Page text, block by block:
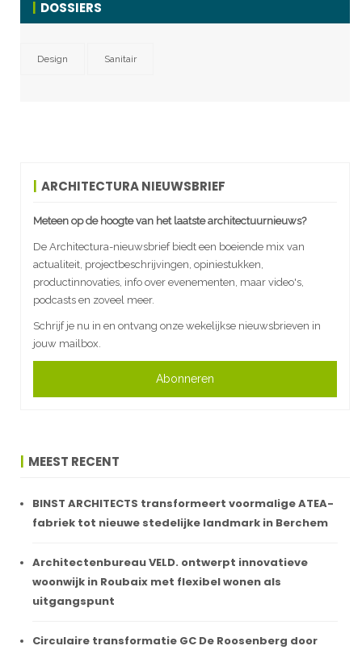
DOSSIERS
Design Sanitair
ARCHITECTURA NIEUWSBRIEF
Meteen op de hoogte van het laatste architectuurnieuws?
De Architectura-nieuwsbrief biedt een boeiende mix van
actualiteit, projectbeschrijvingen, opiniestukken,
productinnovaties, info over evenementen, maar video's,
podcasts en zoveel meer.
Schrijf je nu in en ontvang onze wekelijkse nieuwsbrieven in
jouw mailbox.
Abonneren
MEEST RECENT
BINST ARCHITECTS transformeert voormalige ATEA-
fabriek tot nieuwe stedelijke landmark in Berchem
Architectenbureau VELD. ontwerpt innovatieve
woonwijk in Roubaix met flexibel wonen als
uitgangspunt
Circulaire transformatie GC De Roosenberg door